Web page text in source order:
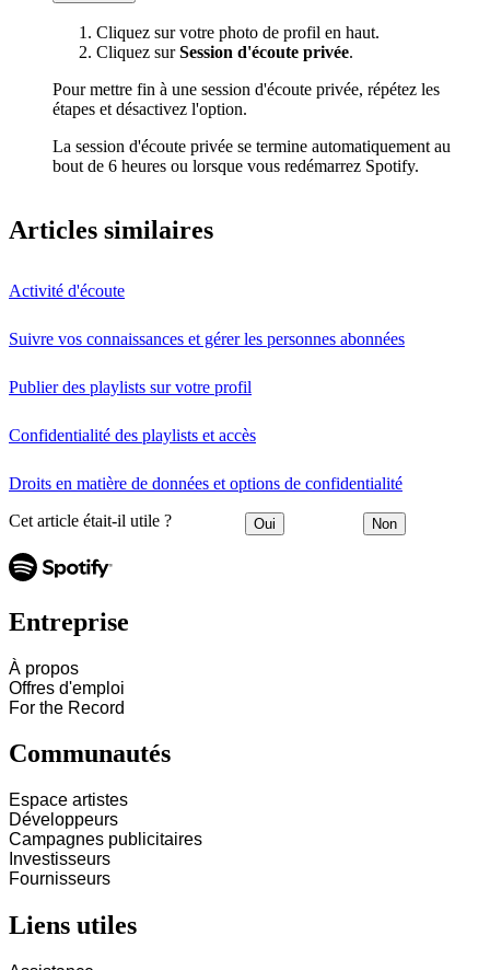
Cliquez sur votre photo de profil en haut.
Cliquez surSession d'écoute privée.
Pour mettre fin à une session d'écoute privée, répétez les
étapes et désactivez l'option.
La session d'écoute privée se termine automatiquement au
bout de 6 heures ou lorsque vous redémarrez Spotify.
Articles similaires
Activité d'écoute
Suivre vos connaissances et gérer les personnes abonnées
Publier des playlists sur votre profil
Confidentialité des playlists et accès
Droits en matière de données et options de confidentialité
Cet article était-il utile ? Oui Non
Entreprise
À propos
Offres d'emploi
For the Record
Communautés
Espace artistes
Développeurs
Campagnes publicitaires
Investisseurs
Fournisseurs
Liens utiles